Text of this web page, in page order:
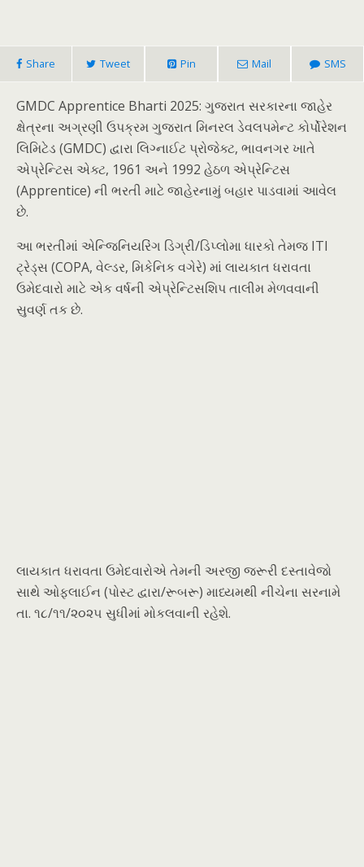
Share Tweet Pin Mail SMS
GMDC Apprentice Bharti 2025: ગુજરાત સરકારના જાહેર
ક્ષેત્રના અગ્રણી ઉપક્રમ ગુજરાત મિનરલ ડેવલપમેન્ટ કોર્પોરેશન
લિમિટેડ (GMDC) દ્વારા લિગ્નાઈટ પ્રોજેક્ટ, ભાવનગર ખાતે
એપ્રેન્ટિસ એક્ટ, 1961 અને 1992 હેઠળ એપ્રેન્ટિસ
(Apprentice) ની ભરતી માટે જાહેરનામું બહાર પાડવામાં આવેલ
છે.
આ ભરતીમાં એન્જિનિયરિંગ ડિગ્રી/ડિપ્લોમા ધારકો તેમજ ITI
ટ્રેડ્સ (COPA, વેલ્ડર, મિકેનિક વગેરે) માં લાયકાત ધરાવતા
ઉમેદવારો માટે એક વર્ષની એપ્રેન્ટિસશિપ તાલીમ મેળવવાની
સુવર્ણ તક છે.
લાયકાત ધરાવતા ઉમેદવારોએ તેમની અરજી જરૂરી દસ્તાવેજો
સાથે ઓફલાઈન (પોસ્ટ દ્વારા/રૂબરૂ) માધ્યમથી નીચેના સરનામે
તા. ૧૮/૧૧/૨૦૨૫ સુધીમાં મોકલવાની રહેશે.